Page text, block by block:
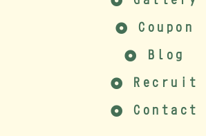
Coupon
Blog
Recruit
Contact